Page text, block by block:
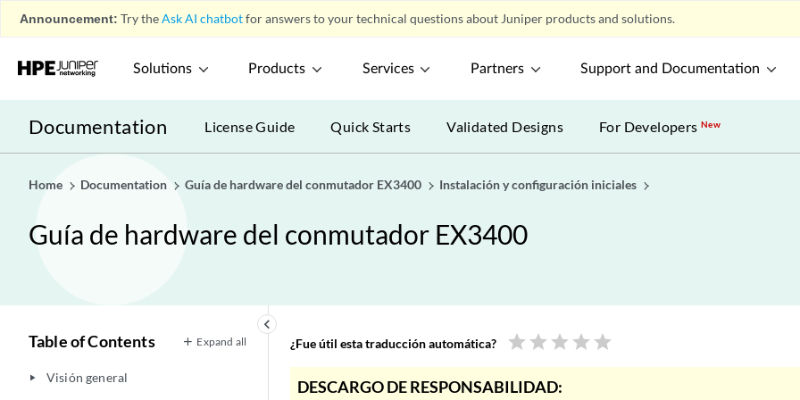
Announcement: Try theAsk AI chatbotfor answers to your technical questions about Juniper products and solutions.
Solutions Products Services Partners Support and Documentation
Documentation License Guide Quick Starts Validated Designs For DevelopersNew
Home Documentation Guía de hardware del conmutador EX3400 Instalación y configuración iniciales
Guía de hardware del conmutador EX3400
keyboard_arrow_left
Table of Contents Expand all
play_arrow Visión general
¿Fue útil esta traducción automática? star star star star star
DESCARGO DE RESPONSABILIDAD: